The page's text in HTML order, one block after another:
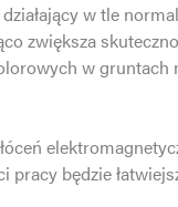
w tle
zwiększa
w gruntach
będzie